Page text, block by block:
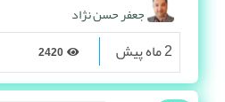
جعفر حسن نژاد
2 ماه پیش